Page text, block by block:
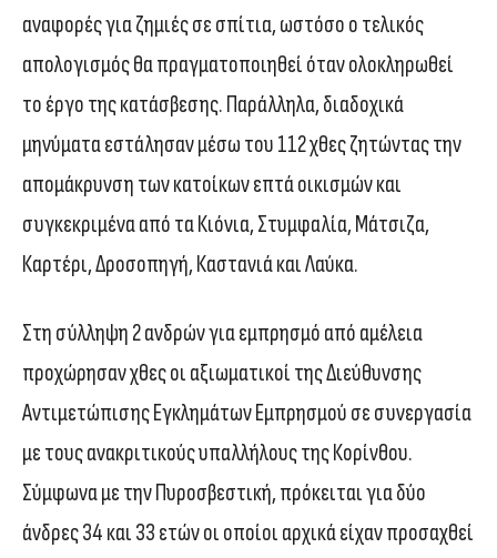
αναφορές για ζημιές σε σπίτια, ωστόσο ο τελικός
απολογισμός θα πραγματοποιηθεί όταν ολοκληρωθεί
το έργο της κατάσβεσης. Παράλληλα, διαδοχικά
μηνύματα εστάλησαν μέσω του 112 χθες ζητώντας την
απομάκρυνση των κατοίκων επτά οικισμών και
συγκεκριμένα από τα Κιόνια, Στυμφαλία, Μάτσιζα,
Καρτέρι, Δροσοπηγή, Καστανιά και Λαύκα.
Στη σύλληψη 2 ανδρών για εμπρησμό από αμέλεια
προχώρησαν χθες οι αξιωματικοί της Διεύθυνσης
Αντιμετώπισης Εγκλημάτων Εμπρησμού σε συνεργασία
με τους ανακριτικούς υπαλλήλους της Κορίνθου.
Σύμφωνα με την Πυροσβεστική, πρόκειται για δύο
άνδρες 34 και 33 ετών οι οποίοι αρχικά είχαν προσαχθεί